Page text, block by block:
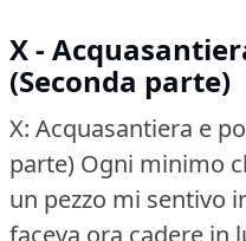
X -
(Seconda parte)
X: Acquasantiera e
parte) Ogni minimo
un pezzo mi sentivo
faceva ora cadere in